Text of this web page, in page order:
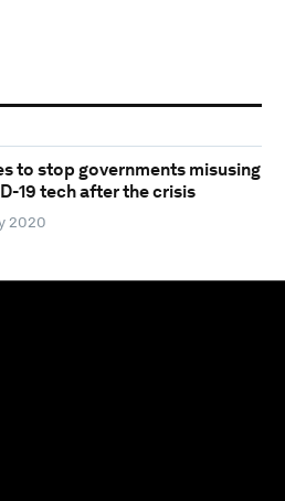
to stop governments misusing
19 tech after the crisis
2020